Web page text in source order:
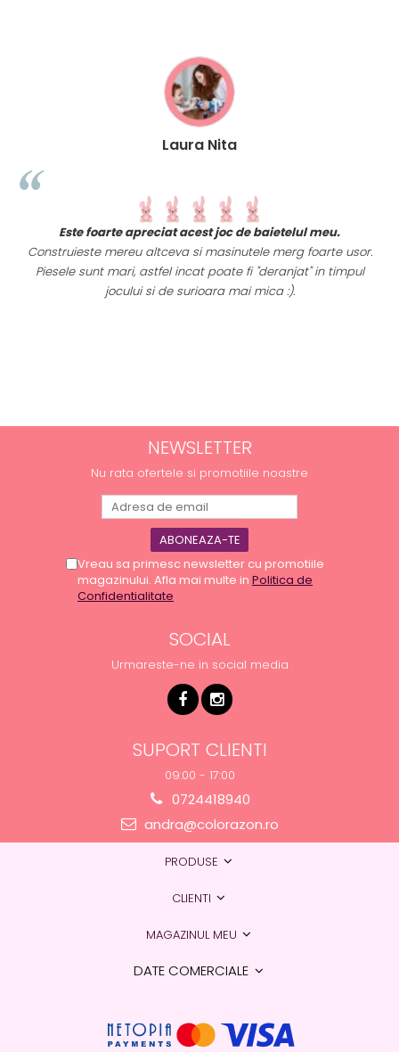
Laura Nita
Este foarte apreciat acest joc de baietelul meu.
Construieste mereu altceva si masinutele merg foarte usor.
Piesele sunt mari, astfel incat poate fi "deranjat" in timpul
jocului si de surioara mai mica :).
NEWSLETTER
Nu rata ofertele si promotiile noastre
Vreau sa primesc newsletter cu promotiile
magazinului. Afla mai multe in Politica de
Confidentialitate
SOCIAL
Urmareste-ne in social media
SUPORT CLIENTI
09:00 - 17:00
0724418940
andra@colorazon.ro
PRODUSE
CLIENTI
MAGAZINUL MEU
DATE COMERCIALE